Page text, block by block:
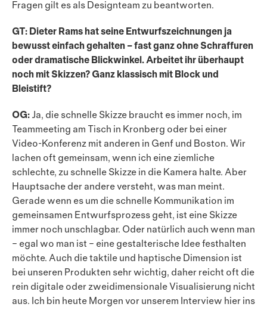
Fragen gilt es als Designteam zu beantworten.
GT: Dieter Rams hat seine Entwurfszeichnungen ja
bewusst einfach gehalten – fast ganz ohne Schraffuren
oder dramatische Blickwinkel. Arbeitet ihr überhaupt
noch mit Skizzen? Ganz klassisch mit Block und
Bleistift?
OG: Ja, die schnelle Skizze braucht es immer noch, im
Teammeeting am Tisch in Kronberg oder bei einer
Video-Konferenz mit anderen in Genf und Boston. Wir
lachen oft gemeinsam, wenn ich eine ziemliche
schlechte, zu schnelle Skizze in die Kamera halte. Aber
Hauptsache der andere versteht, was man meint.
Gerade wenn es um die schnelle Kommunikation im
gemeinsamen Entwurfsprozess geht, ist eine Skizze
immer noch unschlagbar. Oder natürlich auch wenn man
– egal wo man ist – eine gestalterische Idee fest­halten
möchte. Auch die taktile und haptische Dimension ist
bei unseren Produkten sehr wichtig, daher reicht oft die
rein digitale oder zweidimensionale Visualisierung nicht
aus. Ich bin heute Morgen vor unserem Inter­view hier ins